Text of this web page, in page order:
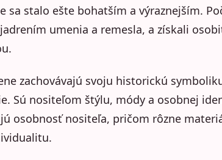
sa stalo ešte bohatším a výraznejším.
umenia a remesla, a získali
zachovávajú svoju historickú
Sú nositeľom štýlu, módy a osobnej
osobnosť nositeľa, pričom rôzne